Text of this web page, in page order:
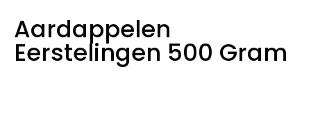
Aardappelen
Eerstelingen 500 Gram